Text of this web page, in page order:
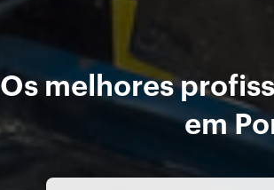
Os melhores
em